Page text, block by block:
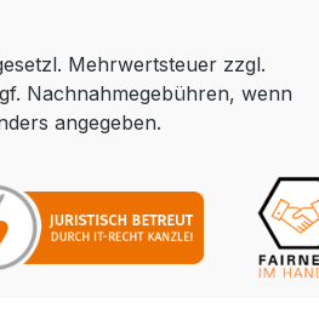
Mehrwertsteuer zzgl.
Nachnahmegebühren, wenn
angegeben.